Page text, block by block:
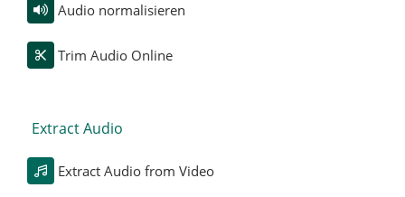
Audio normalisieren
Trim Audio Online
Extract Audio
Extract Audio from Video